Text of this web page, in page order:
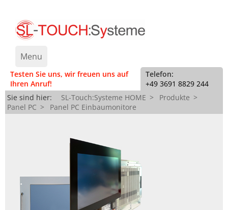
Menu
News
Produkte ▼
Anbau
Einbau
FLAMOS Panel PC
SL-Touch:Systeme
Jobs
Testen Sie uns, wir freuen uns auf
Ihren Anruf!
Telefon:
+49 3691 8829 244
Sie sind hier:
SL-Touch:Systeme HOME
Produkte
Panel PC
Panel PC Einbaumonitore